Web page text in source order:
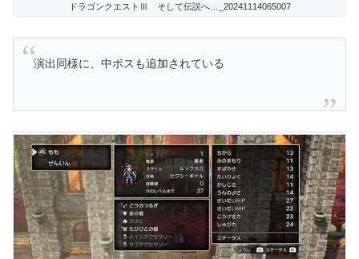
ドラゴンクエストⅢ そして伝説へ…_20241114065007
演出同様に、中ボスも追加されている